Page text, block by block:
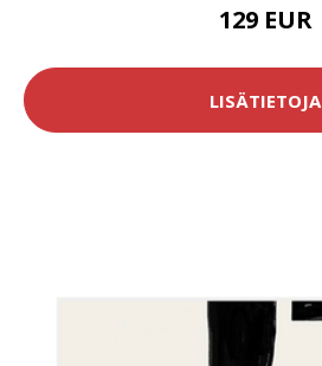
129 EUR
LISÄTIETOJA